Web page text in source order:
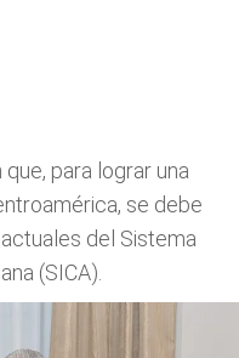
para lograr una
se debe
del Sistema
(SICA).